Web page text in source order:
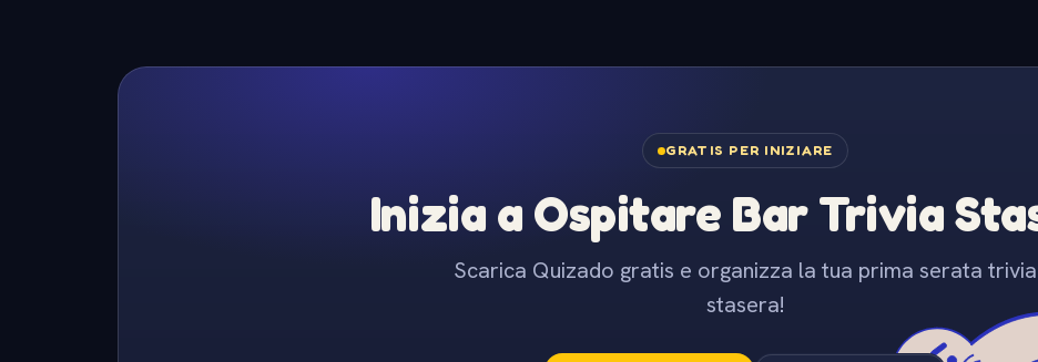
GRATIS PER INIZIARE
Inizia a Ospitare Bar Trivia
Scarica Quizado gratis e organizza la tua prima serata trivia
stasera!